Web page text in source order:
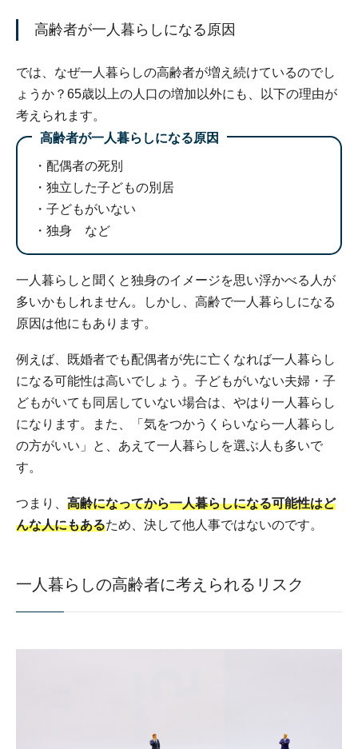
高齢者が一人暮らしになる原因
では、なぜ一人暮らしの高齢者が増え続けているのでし
ょうか？65歳以上の人口の増加以外にも、以下の理由が
考えられます。
高齢者が一人暮らしになる原因
配偶者の死別
独立した子どもの別居
子どもがいない
独身 など
一人暮らしと聞くと独身のイメージを思い浮かべる人が
多いかもしれません。しかし、高齢で一人暮らしになる
原因は他にもあります。
例えば、既婚者でも配偶者が先に亡くなれば一人暮らし
になる可能性は高いでしょう。子どもがいない夫婦・子
どもがいても同居していない場合は、やはり一人暮らし
になります。また、「気をつかうくらいなら一人暮らし
の方がいい」と、あえて一人暮らしを選ぶ人も多いで
す。
つまり、 高齢になってから一人暮らしになる可能性はど
んな人にもあるため、決して他人事ではないのです。
一人暮らしの高齢者に考えられるリスク